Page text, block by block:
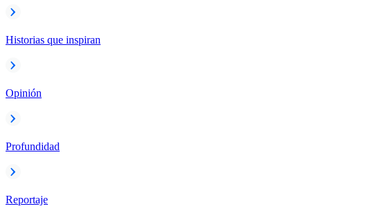
Historias que inspiran
Opinión
Profundidad
Reportaje